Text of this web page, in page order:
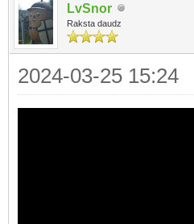
LvSnor
Raksta daudz
2024-03-25 15:24